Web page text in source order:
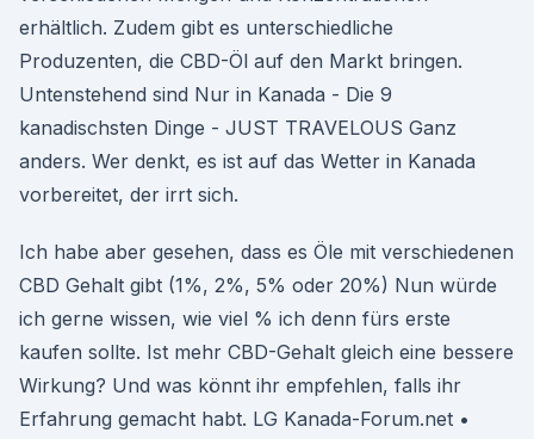
erhältlich. Zudem gibt es unterschiedliche
Produzenten, die CBD-Öl auf den Markt bringen.
Untenstehend sind Nur in Kanada - Die 9
kanadischsten Dinge - JUST TRAVELOUS Ganz
anders. Wer denkt, es ist auf das Wetter in Kanada
vorbereitet, der irrt sich.
Ich habe aber gesehen, dass es Öle mit verschiedenen
CBD Gehalt gibt (1%, 2%, 5% oder 20%) Nun würde
ich gerne wissen, wie viel % ich denn fürs erste
kaufen sollte. Ist mehr CBD-Gehalt gleich eine bessere
Wirkung? Und was könnt ihr empfehlen, falls ihr
Erfahrung gemacht habt. LG Kanada-Forum.net •